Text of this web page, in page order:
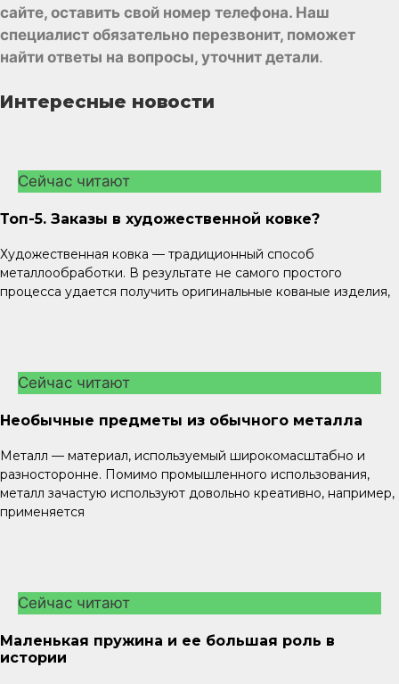
сайте, оставить свой номер телефона. Наш
специалист обязательно перезвонит, поможет
найти ответы на вопросы, уточнит детали.
Интересные новости
Сейчас читают
Топ-5. Заказы в художественной ковке?
Художественная ковка — традиционный способ
металлообработки. В результате не самого простого
процесса удается получить оригинальные кованые изделия,
Сейчас читают
Необычные предметы из обычного металла
Металл — материал, используемый широкомасштабно и
разносторонне. Помимо промышленного использования,
металл зачастую используют довольно креативно, например,
применяется
Сейчас читают
Маленькая пружина и ее большая роль в
истории